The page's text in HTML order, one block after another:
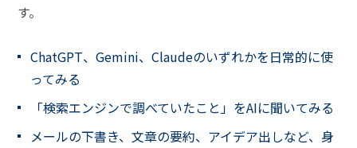
す。
ChatGPT、Gemini、Claudeのいずれかを日常的に使
ってみる
「検索エンジンで調べていたこと」をAIに聞いてみる
メールの下書き、文章の要約、アイデア出しなど、身